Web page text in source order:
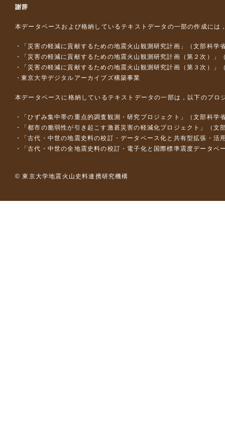
謝辞
本データベースおよび格納しているテキストデータの一部の作成には
「災害の軽減に貢献するための地震火山観測研究計画」（文部科学
「災害の軽減に貢献するための地震火山観測研究計画（第２次）」
「災害の軽減に貢献するための地震火山観測研究計画（第３次）」
東京大学デジタルアーカイブズ構築事業
本データベースに格納しているテキストデータの一部は，以下のプロ
「ひずみ集中帯の重点的調査観測・研究プロジェクト」（文部科
「都市の脆弱性が引き起こす激甚災害の軽減化プロジェクト」（
「古代・中世の地震史料の校訂・データベース化と共有型拡張・
「古代・中世の全地震史料の校訂・電子化と国際標準震度データ
© 東京大学地震火山史料連携研究機構